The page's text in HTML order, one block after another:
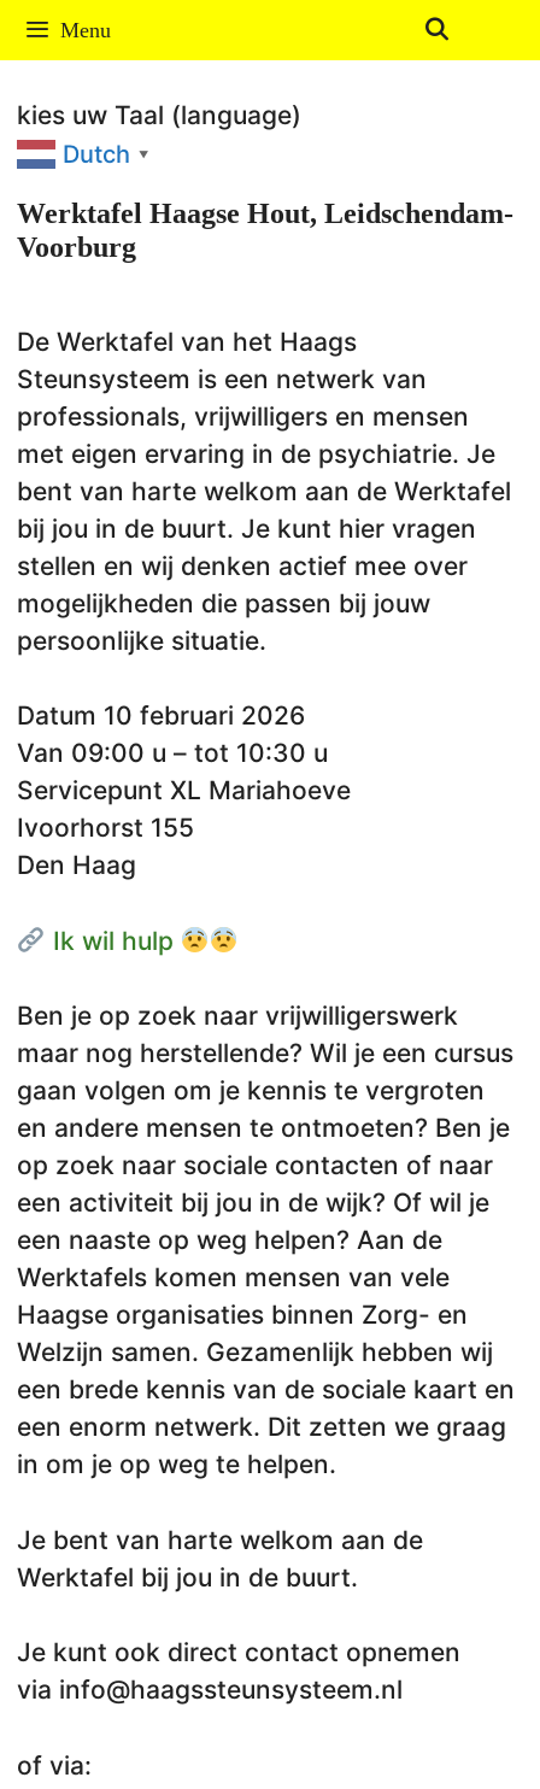
Ga
naar
inhoud
Menu
kies uw Taal (language)
Dutch ▼
Werktafel Haagse Hout, Leidschendam-
Voorburg
De Werktafel van het Haags
Steunsysteem is een netwerk van
professionals, vrijwilligers en mensen
met eigen ervaring in de psychiatrie. Je
bent van harte welkom aan de Werktafel
bij jou in de buurt. Je kunt hier vragen
stellen en wij denken actief mee over
mogelijkheden die passen bij jouw
persoonlijke situatie.
Datum 10 februari 2026
Van 09:00 u – tot 10:30 u
Servicepunt XL Mariahoeve
Ivoorhorst 155
Den Haag
Ik wil hulp
Ben je op zoek naar vrijwilligerswerk
maar nog herstellende? Wil je een cursus
gaan volgen om je kennis te vergroten
en andere mensen te ontmoeten? Ben je
op zoek naar sociale contacten of naar
een activiteit bij jou in de wijk? Of wil je
een naaste op weg helpen? Aan de
Werktafels komen mensen van vele
Haagse organisaties binnen Zorg- en
Welzijn samen. Gezamenlijk hebben wij
een brede kennis van de sociale kaart en
een enorm netwerk. Dit zetten we graag
in om je op weg te helpen.
Je bent van harte welkom aan de
Werktafel bij jou in de buurt.
Je kunt ook direct contact opnemen
via info@haagssteunsysteem.nl
of via: